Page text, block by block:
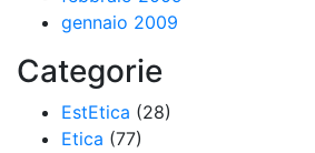
gennaio 2009
Categorie
EstEtica (28)
Etica (77)